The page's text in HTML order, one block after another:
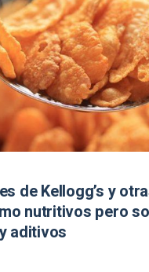
de Kellogg’s y
nutritivos pero
aditivos